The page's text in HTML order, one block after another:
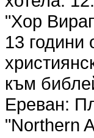
"Хор
13 години
към
Ереван:
"Northern